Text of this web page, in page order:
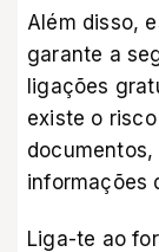
Além disso,
garante a
ligações
existe o
informações
Liga-te ao